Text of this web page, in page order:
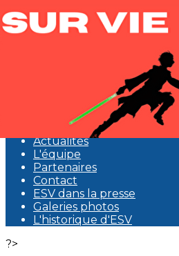
Exporter les lignes
Exporter toutes les colonnes
Exporter uniquement les
Présentation
Actualités
L'équipe
Partenaires
Contact
ESV dans la presse
Galeries photos
L'historique d'ESV
?>